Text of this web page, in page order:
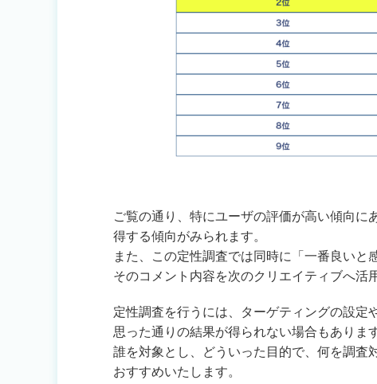
ご覧の通り、特にユーザの評価が高い傾向
得する傾向がみられます。
また、この定性調査では同時に「一番良いと
そのコメント内容を次のクリエイティブへ活
定性調査を行うには、ターゲティングの設定
思った通りの結果が得られない場合もあります
誰を対象とし、どういった目的で、何を調査
おすすめいたします。